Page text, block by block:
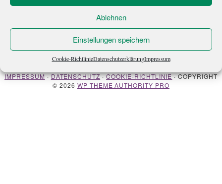
Ablehnen
Einstellungen speichern
Cookie-RichtlinieDatenschutzerklärungImpressum
ÜBER MICH NEWSLETTER
IMPRESSUM·DATENSCHUTZ·COOKIE-RICHTLINIE· COPYRIGHT
© 2026 WP THEME AUTHORITY PRO